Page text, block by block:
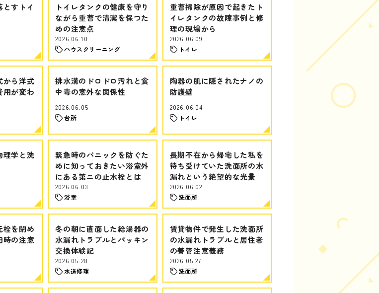
すトイ
トイレタンクの健康を守り
ながら重曹で清潔を保つた
めの注意点
2026.06.10
ハウスクリーニング
重曹掃除が原因で起きたト
イレタンクの故障事例と修
理の現場から
2026.06.09
トイレ
から洋式
用が変わ
排水溝のドロドロ汚れと食
中毒の意外な関係性
2026.06.05
台所
陶器の肌に隠されたナノの
防護壁
2026.06.04
トイレ
理学と洗
緊急時のパニックを防ぐた
めに知っておきたい浴室外
にある第ニの止水栓とは
2026.06.03
浴室
長期不在から帰宅した私を
待ち受けていた洗面所の水
漏れという絶望的な光景
2026.06.02
洗面所
栓を閉め
時の注意
冬の朝に直面した給湯器の
水漏れトラブルとパッキン
交換体験記
2026.05.28
水道修理
賃貸物件で発生した洗面所
の水漏れトラブルと居住者
の善管注意義務
2026.05.27
洗面所